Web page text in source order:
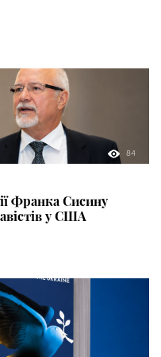
84
Франка Сисину
у США